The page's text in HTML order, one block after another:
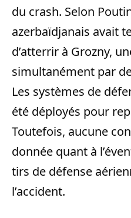
du crash. Selon
azerbaïdjanais avait
d’atterrir à Grozny,
simultanément par
Les systèmes de
été déployés pour
Toutefois, aucune
donnée quant à
tirs de défense
l’accident.